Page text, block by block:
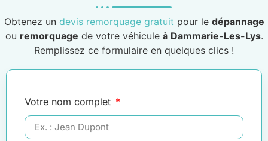
Obtenez un devis remorquage gratuit pour le dépannage
ou remorquage de votre véhicule à Dammarie-Les-Lys.
Remplissez ce formulaire en quelques clics !
Votre nom complet